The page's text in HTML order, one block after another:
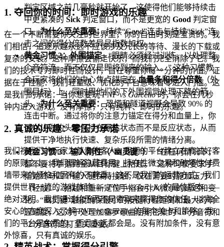
判定区域之前几毫秒就开始了，这使得他们能够持续击
中更紧凑的 Sick判定窗口，而不是更宽的 Good 判定窗
口。为什么至关重要：持续“Good”连击与持续“Sick”连
击之间的得分倍数差异呈指数加权。
黄金习惯 2：外围锚定- “眼睛必须经过训练，以处理整
个音符流，而不仅仅是即将到来的输入。” 这种习惯教
会玩家将他们的中心焦点锚定在血量条和得分倍数（外
围目标）上，同时用他们的下外围视觉处理下降的箭
头。为什么至关重要：恐慌和隧道视野会导致 90% 的
连击中断。通过将你的注意力锚定在得分和血量上，你
可以让你的头脑保持在评估状态而不是反应状态，从而
提供干净地执行快速、复杂乐段所需的情绪分离。
黄金习惯 3：输入刚性（“幽灵键”）- “在任何情况下，
都不要将手指完全从目标键上抬起。” 这种习惯要求手
指始终与四个输入键保持接触，仅在需要时施加压力
（轻敲）。抬起和重新定位手指会引入微小的延迟和变
化。“幽灵键”触摸确保最小的按键行程距离和最大的响
应速度，这对于处理加塞罗歌曲后期密集的 16 分音符和
32 分音符连打至关重要。
1. 夺回你的时间：即时游戏的乐趣
在一个不断需要你关注的世界里，你的自由时刻是宝贵的。我
们相信，追逐乐趣永远不应该涉及冗长的等待、漫长的下载或
复杂的安装。这种摩擦会偷走快乐，而我们完全消除了它。我
们的技术专为即时性而设计，旨在尊重你每一分钟的价值。证
据在于性能：我们轻量级、优化的平台意味着零进入门槛。这
是我们的承诺：当你想要玩FNF vs Garcello时，你会在几秒
钟内进入游戏。没有摩擦，只有纯粹、即时的乐趣。
2. 真诚的乐趣：零压力承诺
我们视我们的玩家为尊贵的客人，我们的平台建立在真诚好客
的原则之上。我们理解隐藏费用、掠夺性微交易和破坏性付费
墙带来的烦恼和固有的不尊重。这不是我们的运营方式。我们
提供世界一流的游戏体验——FNF vs Garcello的最佳版本——
绝对透明。我们通过给予而不是索取来赢得你的信任。以完全
安心的态度深入了解FNF vs Garcello的每个关卡和策略。我
们的平台是免费的，而且永远都会是。没有附加条件，没有意
外惊喜，只有真诚的娱乐。